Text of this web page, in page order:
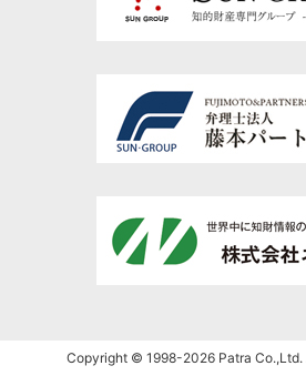
Copyright © 1998-2026 Patra Co.,Ltd.